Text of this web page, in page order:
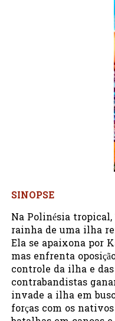
SINOPSE
Na Polinésia
rainha de uma ilha
Ela se apaixona por
mas enfrenta
controle da ilha e
contrabandistas
invade a ilha em
forças com os